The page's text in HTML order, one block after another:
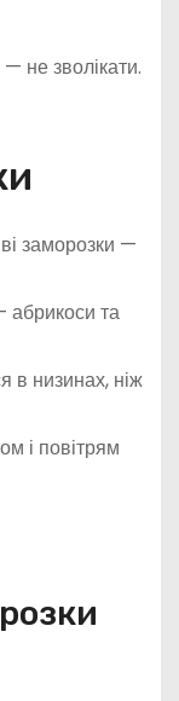
не зволікати.
заморозки —
абрикоси та
в низинах, ніж
і повітрям